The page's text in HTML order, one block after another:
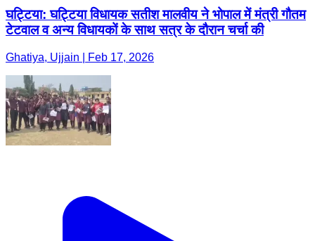
घट्टिया: घट्टिया विधायक सतीश मालवीय ने भोपाल में मंत्री गौतम
टेटवाल व अन्य विधायकों के साथ सत्र के दौरान चर्चा की
Ghatiya, Ujjain | Feb 17, 2026